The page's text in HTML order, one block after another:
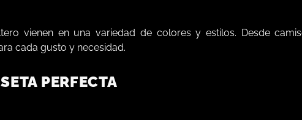
vienen en una variedad de colores y estilos. Desde
cada gusto y necesidad.
PERFECTA